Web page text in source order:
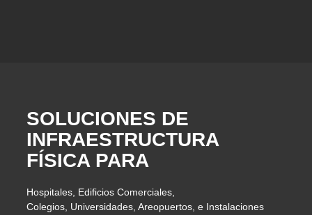
SOLUCIONES DE
INFRAESTRUCTURA
FÍSICA PARA
Hospitales, Edificios Comerciales,
Colegios, Universidades, Areopuertos, e Instalaciones